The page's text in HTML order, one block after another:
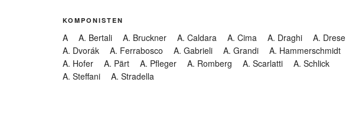
KOMPONISTEN
A A. Bertali A. Bruckner A. Caldara A. Cima A. Draghi
A. Drese
A. Dvorák
A. Ferrabosco A. Gabrieli A. Grandi
A. Hammerschmidt
A. Hofer
A. Pärt A. Pfleger A. Romberg A. Scarlatti
A. Schlick
A. Steffani
A. Stradella